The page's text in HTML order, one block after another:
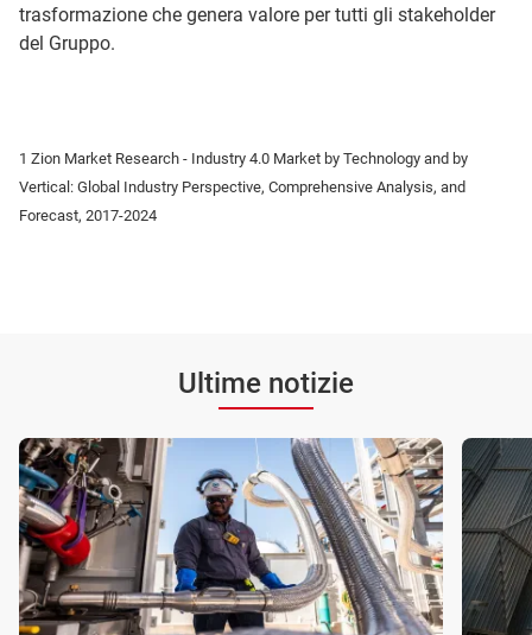
trasformazione che genera valore per tutti gli stakeholder
del Gruppo.
1 Zion Market Research - Industry 4.0 Market by Technology and by
Vertical: Global Industry Perspective, Comprehensive Analysis, and
Forecast, 2017-2024
Ultime notizie